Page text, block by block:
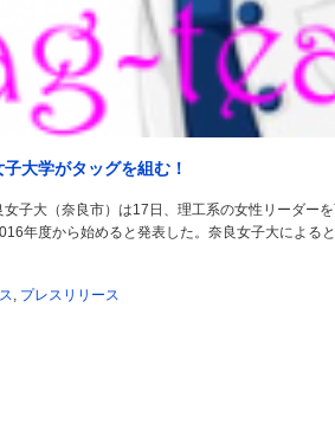
大学がタッグを組む！
子大（奈良市）は17日、理工系の女性リーダー
年度から始めると発表した。奈良女子大による
, プレスリリース